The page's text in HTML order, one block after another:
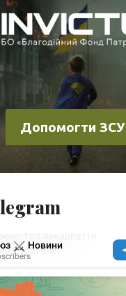
Допомогти ЗСУ